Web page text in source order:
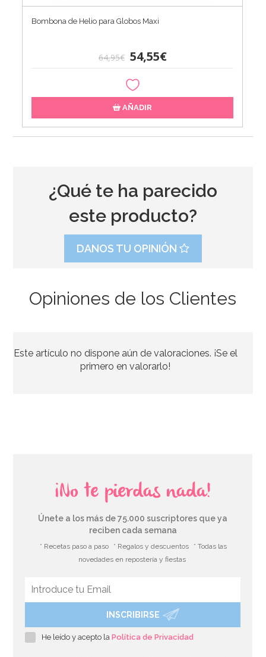
Bombona de Helio para Globos Maxi
64,95€ 54,55€
AÑADIR
44,95€
¿Qué te ha parecido
este producto?
DANOS TU OPINIÓN
Opiniones de los Clientes
Este artículo no dispone aún de valoraciones. ¡Se el
primero en valorarlo!
¡No te pierdas nada!
Únete a los más de 75.000 suscriptores que ya
reciben cada semana
* Recetas paso a paso * Regalos y descuentos
* Todas las
novedades en repostería y fiestas
INSCRIBIRSE
He leído y acepto laPolítica de Privacidad